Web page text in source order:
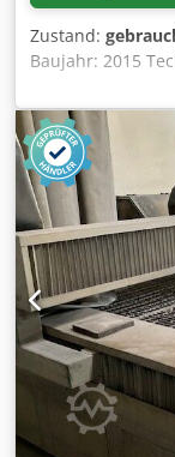
Zustand:
Baujahr: 2015
Durchmesser
Klingen 3+1+9
Maschine ca.